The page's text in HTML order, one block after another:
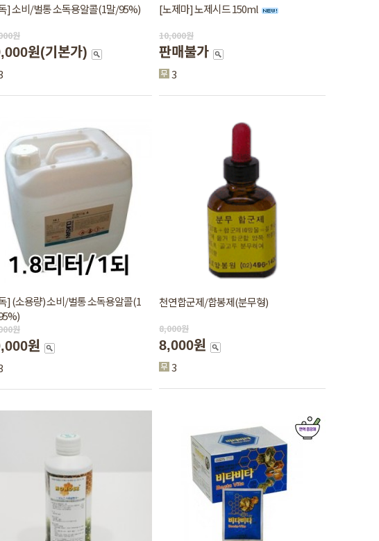
] 소비/벌통 소독용알콜(1말/95%)
원
원(기본가)
[노제마] 노제시드 150ml
10,000원
판매불가
3
] (소용량) 소비/벌통 소독용알콜(1
원
원
천연합군제/합봉제(분무형)
8,000원
8,000원
3